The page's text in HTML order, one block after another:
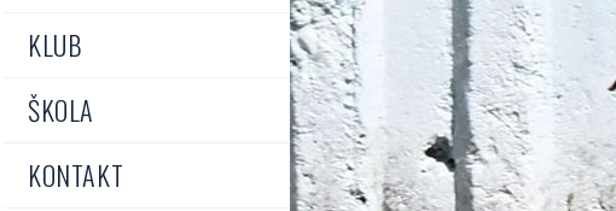
KLUB
ŠKOLA
KONTAKT